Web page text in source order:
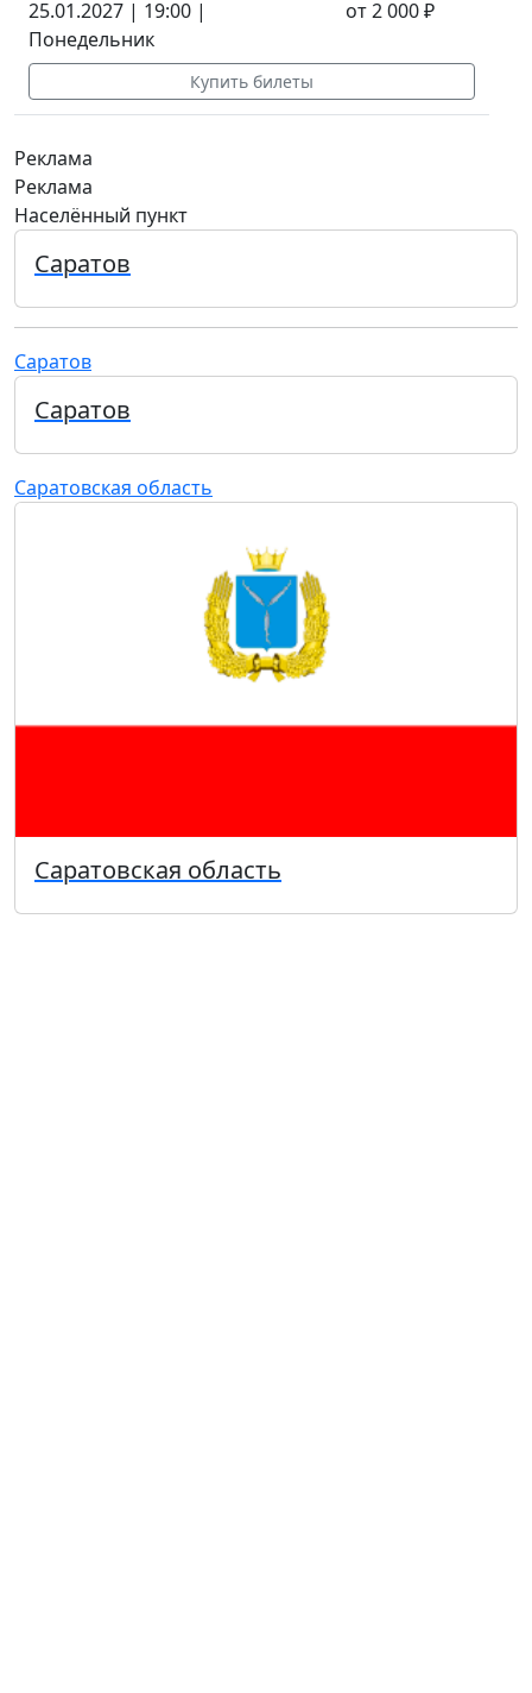
25.01.2027 | 19:00 |
Понедельник
от 2 000 ₽
Купить билеты
Реклама
Реклама
Населённый пункт
Саратов
Саратов
Саратов
Саратовская область
Саратовская область